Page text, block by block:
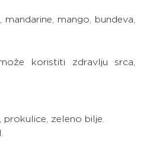
mango, bundeva,
koristiti zdravlju srca,
prokulice, zeleno bilje.